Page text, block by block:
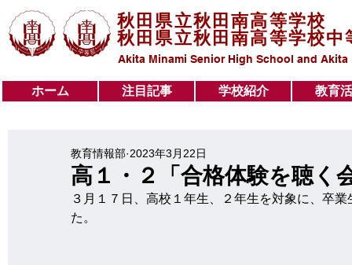
秋田県立秋田南高等学校
秋田県立秋田南高等学校中
Akita Minami Senior High School and
教育活動
学校紹介
注目記事
ホーム
ホーム 注目記事 学校紹介 教育
高１・２「合格体験を聴く
教育情報部 2023年3月22日
３月１７日、高校１年生、２年生を対象に、卒
た。